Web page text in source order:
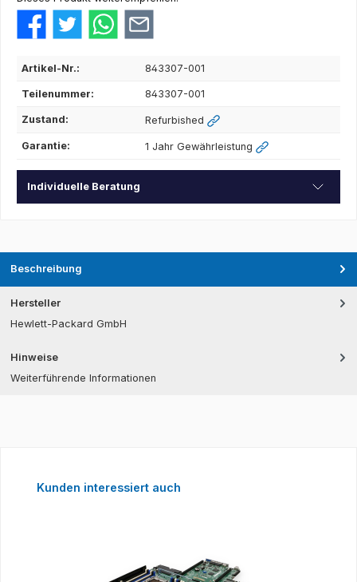
Artikel-Nr.: 843307-001
Teilenummer: 843307-001
Zustand: Refurbished
Garantie: 1 Jahr Gewährleistung
Individuelle Beratung
Beschreibung
Hersteller
Hewlett-Packard GmbH
Hinweise
Weiterführende Informationen
Produktgalerie überspringen
Kunden interessiert auch